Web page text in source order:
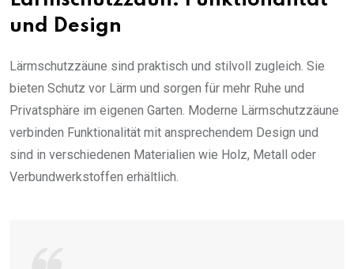
und Design
Lärmschutzzäune sind praktisch und stilvoll zugleich. Sie
bieten Schutz vor Lärm und sorgen für mehr Ruhe und
Privatsphäre im eigenen Garten. Moderne Lärmschutzzäune
verbinden Funktionalität mit ansprechendem Design und
sind in verschiedenen Materialien wie Holz, Metall oder
Verbundwerkstoffen erhältlich.